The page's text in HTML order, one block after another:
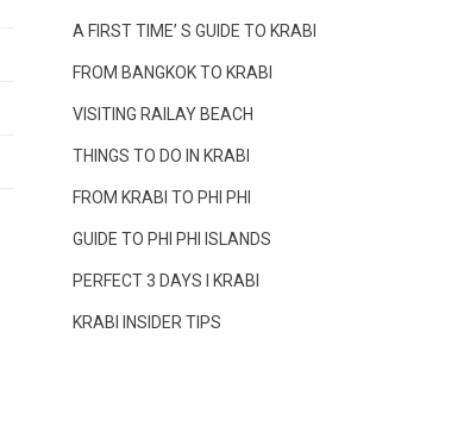
A FIRST TIME’ S GUIDE TO KRABI
FROM BANGKOK TO KRABI
VISITING RAILAY BEACH
THINGS TO DO IN KRABI
FROM KRABI TO PHI PHI
GUIDE TO PHI PHI ISLANDS
PERFECT 3 DAYS I KRABI
KRABI INSIDER TIPS